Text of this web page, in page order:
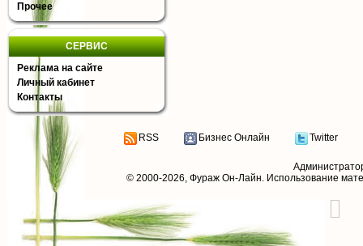
Прочее
СЕРВИС
Реклама на сайте
Личный кабинет
Контакты
RSS Бизнес Онлайн Twitter
© 2000-2026, Фураж Он-Лайн. Использование